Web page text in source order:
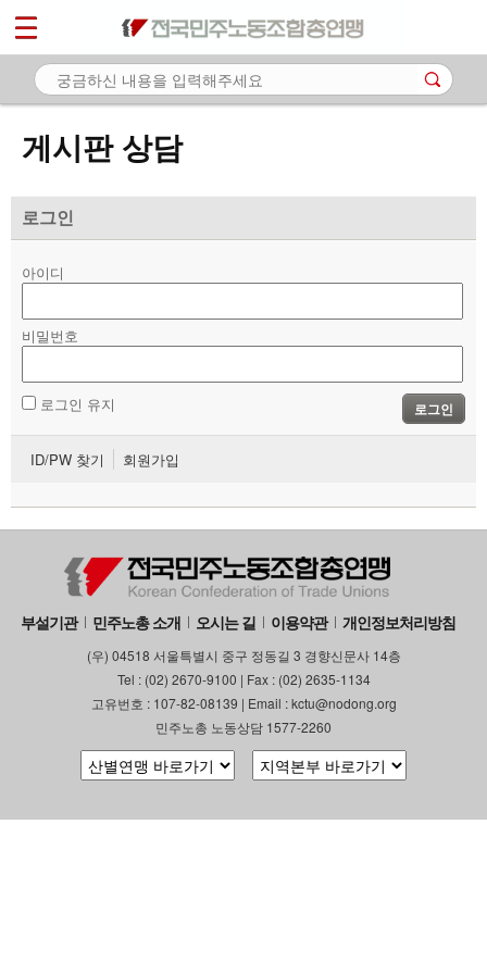
게시판 상담
로그인
아이디
비밀번호
로그인 유지 로그인
ID/PW 찾기 회원가입
부설기관 민주노총 소개 오시는 길 이용약관 개인정보처리방침
(우) 04518 서울특별시 중구 정동길 3 경향신문사 14층
Tel : (02) 2670-9100 | Fax : (02) 2635-1134
고유번호 : 107-82-08139 | Email : kctu@nodong.org
민주노총 노동상담 1577-2260
마이페이지
소개
노동상담
- 게시판 상담
- 바로보기
- 찾아보기
- 전국 노동상담소 안내
자료
부설기관